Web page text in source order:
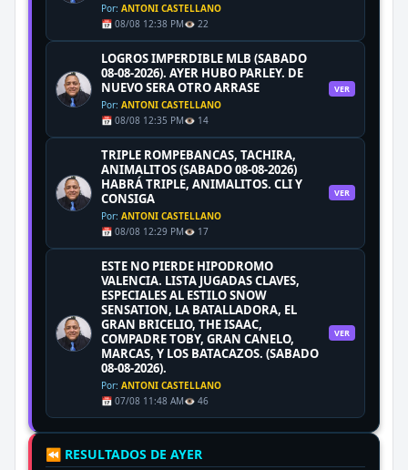
Por: ANTONI CASTELLANO
📅 08/08 12:38 PM👁️ 22
LOGROS IMPERDIBLE MLB (SABADO
08-08-2026). AYER HUBO PARLEY. DE
NUEVO SERA OTRO ARRASE
Por: ANTONI CASTELLANO
📅 08/08 12:35 PM👁️ 14
VER
TRIPLE ROMPEBANCAS, TACHIRA,
ANIMALITOS (SABADO 08-08-2026)
HABRÁ TRIPLE, ANIMALITOS. CLI Y
CONSIGA
Por: ANTONI CASTELLANO
📅 08/08 12:29 PM👁️ 17
VER
ESTE NO PIERDE HIPODROMO
VALENCIA. LISTA JUGADAS CLAVES,
ESPECIALES AL ESTILO SNOW
SENSATION, LA BATALLADORA, EL
GRAN BRICELIO, THE ISAAC,
COMPADRE TOBY, GRAN CANELO,
MARCAS, Y LOS BATACAZOS. (SABADO
08-08-2026).
Por: ANTONI CASTELLANO
📅 07/08 11:48 AM👁️ 46
VER
⏪ RESULTADOS DE AYER